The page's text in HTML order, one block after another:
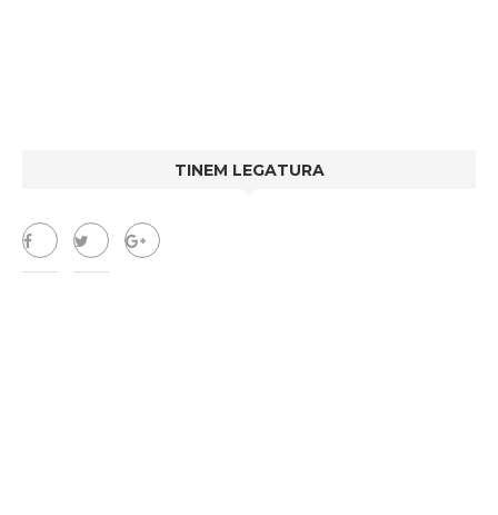
TINEM LEGATURA